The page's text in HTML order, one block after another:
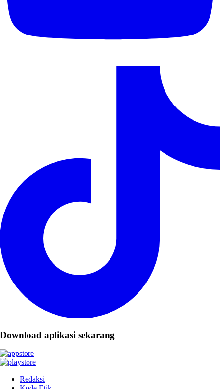
Download aplikasi sekarang
Redaksi